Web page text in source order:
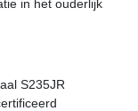
in het ouderlijk
S235JR